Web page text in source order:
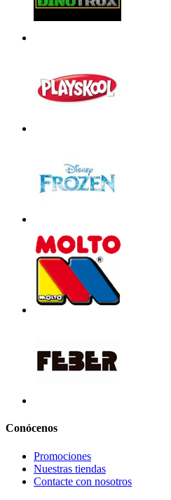
Conócenos
Promociones
Nuestras tiendas
Contacte con nosotros